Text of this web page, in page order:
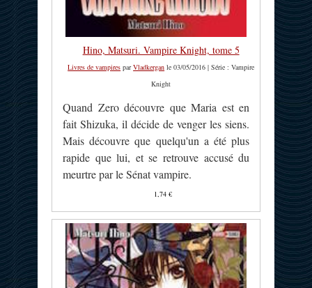
Hino, Matsuri. Vampire Knight, tome 5
Livres de vampires parVladkergan le 03/05/2016 | Série : Vampire
Knight
Quand Zero découvre que Maria est en
fait Shizuka, il décide de venger les siens.
Mais découvre que quelqu'un a été plus
rapide que lui, et se retrouve accusé du
meurtre par le Sénat vampire.
1,74 €